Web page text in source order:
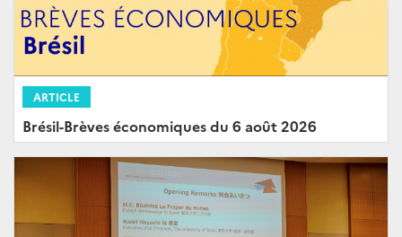
ARTICLE
Brésil-Brèves économiques du 6 août 2026